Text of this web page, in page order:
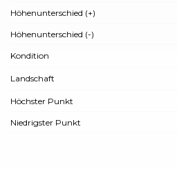
Höhenunterschied (+)
Höhenunterschied (-)
Kondition
Landschaft
Höchster Punkt
Niedrigster Punkt